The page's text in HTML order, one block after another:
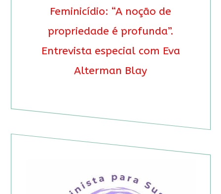
Feminicídio: “A noção de
propriedade é profunda”.
Entrevista especial com Eva
Alterman Blay